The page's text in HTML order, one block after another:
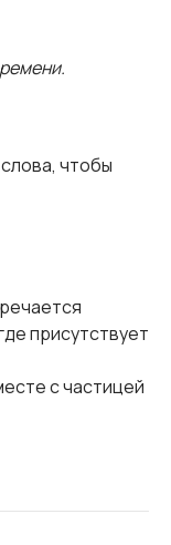
чтобы
присутствует
с частицей